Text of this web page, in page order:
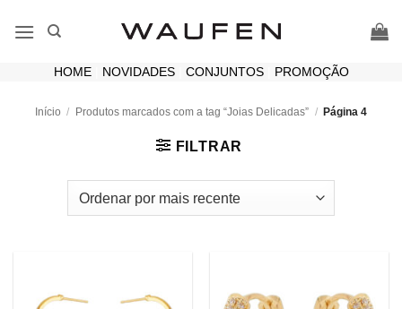
HOME| NOVIDADES| CONJUNTOS| PROMOÇÃO
Início / Produtos marcados com a tag “Joias Delicadas” / Página 4
FILTRAR